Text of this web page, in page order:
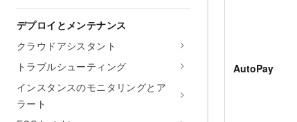
デプロイとメンテナンス
クラウドアシスタント
トラブルシューティング
インスタンスのモニタリングとア
ラート
AutoPay